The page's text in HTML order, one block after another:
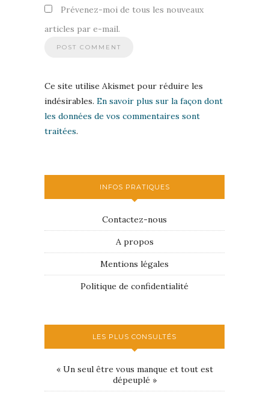
Prévenez-moi de tous les nouveaux
articles par e-mail.
Ce site utilise Akismet pour réduire les
indésirables. En savoir plus sur la façon dont
les données de vos commentaires sont
traitées.
INFOS PRATIQUES
Contactez-nous
A propos
Mentions légales
Politique de confidentialité
LES PLUS CONSULTÉS
« Un seul être vous manque et tout est
dépeuplé »